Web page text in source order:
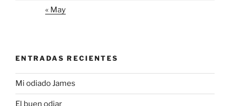
« May
ENTRADAS RECIENTES
Mi odiado James
El buen odiar